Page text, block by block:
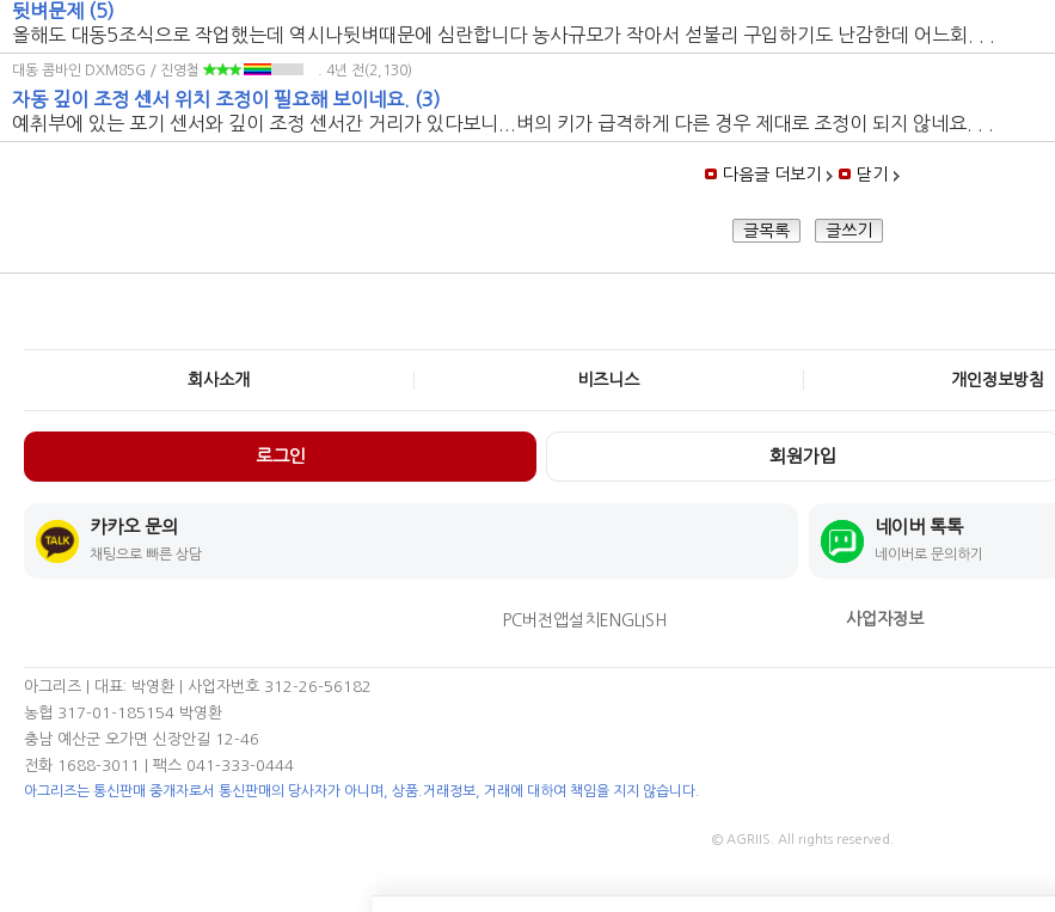
뒷벼문제 (5)
올해도 대동5조식으로 작업했는데 역시나뒷벼때문에 심란합니다 농사규모가 작아서 섣불리 구입하기도 난감한데 어느회. . .
대동 콤바인 DXM85G / 진영철 . 4년 전(2,130)
자동 깊이 조정 센서 위치 조정이 필요해 보이네요. (3)
예취부에 있는 포기 센서와 깊이 조정 센서간 거리가 있다보니...벼의 키가 급격하게 다른 경우 제대로 조정이 되지 않네요. . .
다음글 더보기 닫기
글목록 글쓰기
회사소개 비즈니스 개인정보방침
로그인 회원가입
카카오 문의
채팅으로 빠른 상담
네이버 톡톡
네이버로 문의하기
PC버전 앱설치 ENGLISH 사업자정보
아그리즈 | 대표: 박영환 | 사업자번호 312-26-56182
농협 317-01-185154 박영환
충남 예산군 오가면 신장안길 12-46
전화 1688-3011
| 팩스 041-333-0444
아그리즈는 통신판매 중개자로서 통신판매의 당사자가 아니며, 상품.거래정보, 거래에 대하여 책임을 지지 않습니다.
© AGRIIS. All rights reserved.